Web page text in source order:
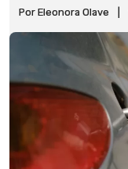
Por Eleonora Olave